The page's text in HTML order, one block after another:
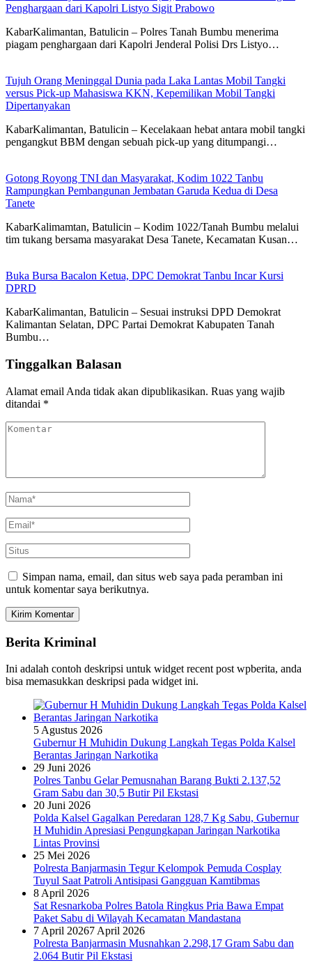
Penghargaan dari Kapolri Listyo Sigit Prabowo
KabarKalimantan, Batulicin – Polres Tanah Bumbu menerima
piagam penghargaan dari Kapolri Jenderal Polisi Drs Listyo…
Tujuh Orang Meninggal Dunia pada Laka Lantas Mobil Tangki
versus Pick-up Mahasiswa KKN, Kepemilikan Mobil Tangki
Dipertanyakan
KabarKalimantan, Batulicin – Kecelakaan hebat antara mobil tangki
pengangkut BBM dengan sebuah pick-up yang ditumpangi…
Gotong Royong TNI dan Masyarakat, Kodim 1022 Tanbu
Rampungkan Pembangunan Jembatan Garuda Kedua di Desa
Tanete
KabarKalimamtan, Batulicin – Kodim 1022/Tanah Bumbu melalui
tim tukang bersama masyarakat Desa Tanete, Kecamatan Kusan…
Buka Bursa Bacalon Ketua, DPC Demokrat Tanbu Incar Kursi
DPRD
KabarKalimantan, Batulicin – Sesuai instruksi DPD Demokrat
Kalimantan Selatan, DPC Partai Demokrat Kabupaten Tanah
Bumbu…
Tinggalkan Balasan
Alamat email Anda tidak akan dipublikasikan. Ruas yang wajib
ditandai *
Simpan nama, email, dan situs web saya pada peramban ini
untuk komentar saya berikutnya.
Berita Kriminal
Ini adalah contoh deskripsi untuk widget recent post wpberita, anda
bisa memasukkan deskripsi pada widget ini.
5 Agustus 2026
Gubernur H Muhidin Dukung Langkah Tegas Polda Kalsel
Berantas Jaringan Narkotika
29 Juni 2026
Polres Tanbu Gelar Pemusnahan Barang Bukti 2.137,52
Gram Sabu dan 30,5 Butir Pil Ekstasi
20 Juni 2026
Polda Kalsel Gagalkan Peredaran 128,7 Kg Sabu, Gubernur
H Muhidin Apresiasi Pengungkapan Jaringan Narkotika
Lintas Provinsi
25 Mei 2026
Polresta Banjarmasin Tegur Kelompok Pemuda Cosplay
Tuyul Saat Patroli Antisipasi Gangguan Kamtibmas
8 April 2026
Sat Resnarkoba Polres Batola Ringkus Pria Bawa Empat
Paket Sabu di Wilayah Kecamatan Mandastana
7 April 20267 April 2026
Polresta Banjarmasin Musnahkan 2.298,17 Gram Sabu dan
2.064 Butir Pil Ekstasi